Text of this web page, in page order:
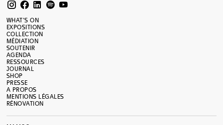
WHAT’S ON
EXPOSITIONS
COLLECTION
MÉDIATION
SOUTENIR
AGENDA
RESSOURCES
JOURNAL
SHOP
PRESSE
A PROPOS
MENTIONS LÉGALES
RÉNOVATION